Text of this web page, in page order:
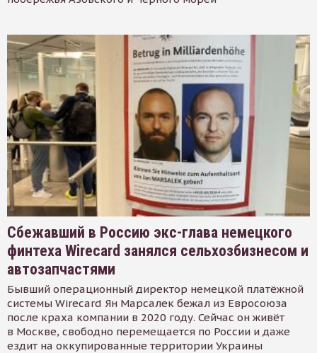
Сбежавший в Россию экс-глава немецкого
финтеха Wirecard занялся сельхозбизнесом и
автозапчастями
Бывший операционный директор немецкой платёжной
системы Wirecard Ян Марсалек бежал из Евросоюза
после краха компании в 2020 году. Сейчас он живёт
в Москве, свободно перемещается по России и даже
ездит на оккупированные территории Украины